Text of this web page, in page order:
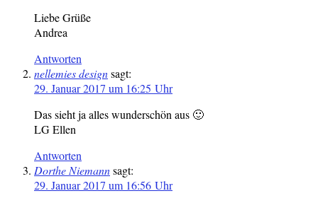
Liebe Grüße
Andrea
Antworten
nellemies designsagt:
29. Januar 2017 um 16:25 Uhr
Das sieht ja alles wunderschön aus 🙂
LG Ellen
Antworten
Dorthe Niemannsagt:
29. Januar 2017 um 16:56 Uhr